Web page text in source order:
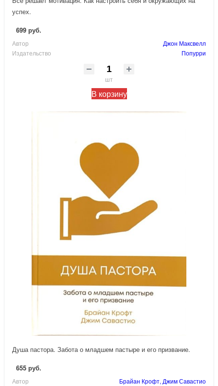
успех.
699 руб.
Автор
Джон Максвелл
Издательство
Попурри
шт
В корзину
Душа пастора. Забота о младшем пастыре и его призвание.
655 руб.
Автор
Брайан Крофт, Джим Савастио